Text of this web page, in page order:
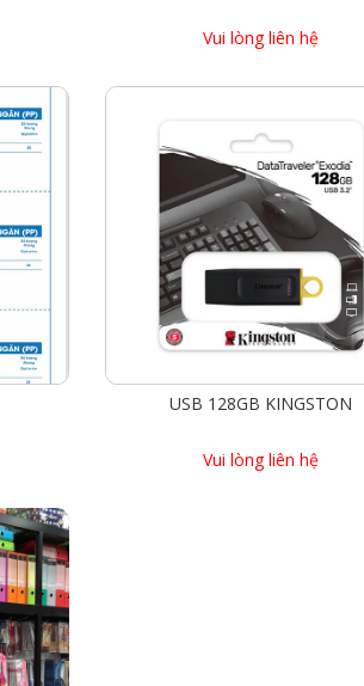
Vui lòng liên hệ
USB 128GB KINGSTON
Vui lòng liên hệ